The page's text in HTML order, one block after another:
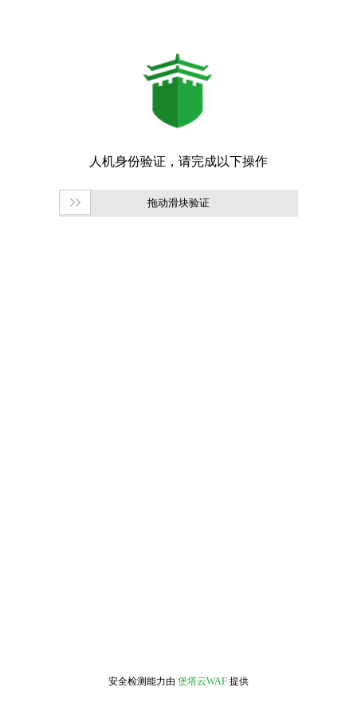
拖动滑块验证
安全检测能力由 堡塔云WAF 提供